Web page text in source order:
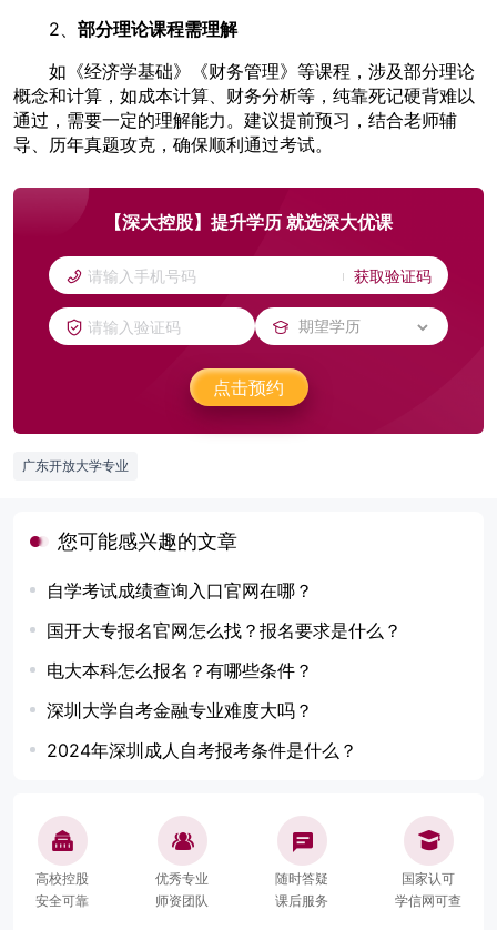
2、 部分理论课程需理解
如《经济学基础》《财务管理》等课程，涉及部分理论
概念和计算，如成本计算、财务分析等，纯靠死记硬背难以
通过，需要一定的理解能力。建议提前预习，结合老师辅
导、历年真题攻克，确保顺利通过考试。
【深大控股】提升学历 就选深大优课
获取验证码
点击预约
广东开放大学专业
您可能感兴趣的文章
自学考试成绩查询入口官网在哪？
国开大专报名官网怎么找？报名要求是什么？
电大本科怎么报名？有哪些条件？
深圳大学自考金融专业难度大吗？
2024年深圳成人自考报考条件是什么？
高校控股
安全可靠
优秀专业
师资团队
随时答疑
课后服务
国家认可
学信网可查